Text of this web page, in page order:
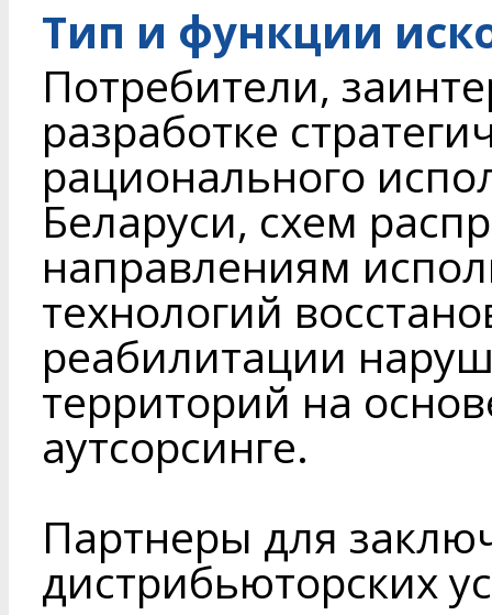
Тип и функции
Потребители,
разработке
рационального
Беларуси, схем
направлениям
технологий
реабилитации
территорий на
аутсорсинге.
Партнеры для
дистрибьюторских